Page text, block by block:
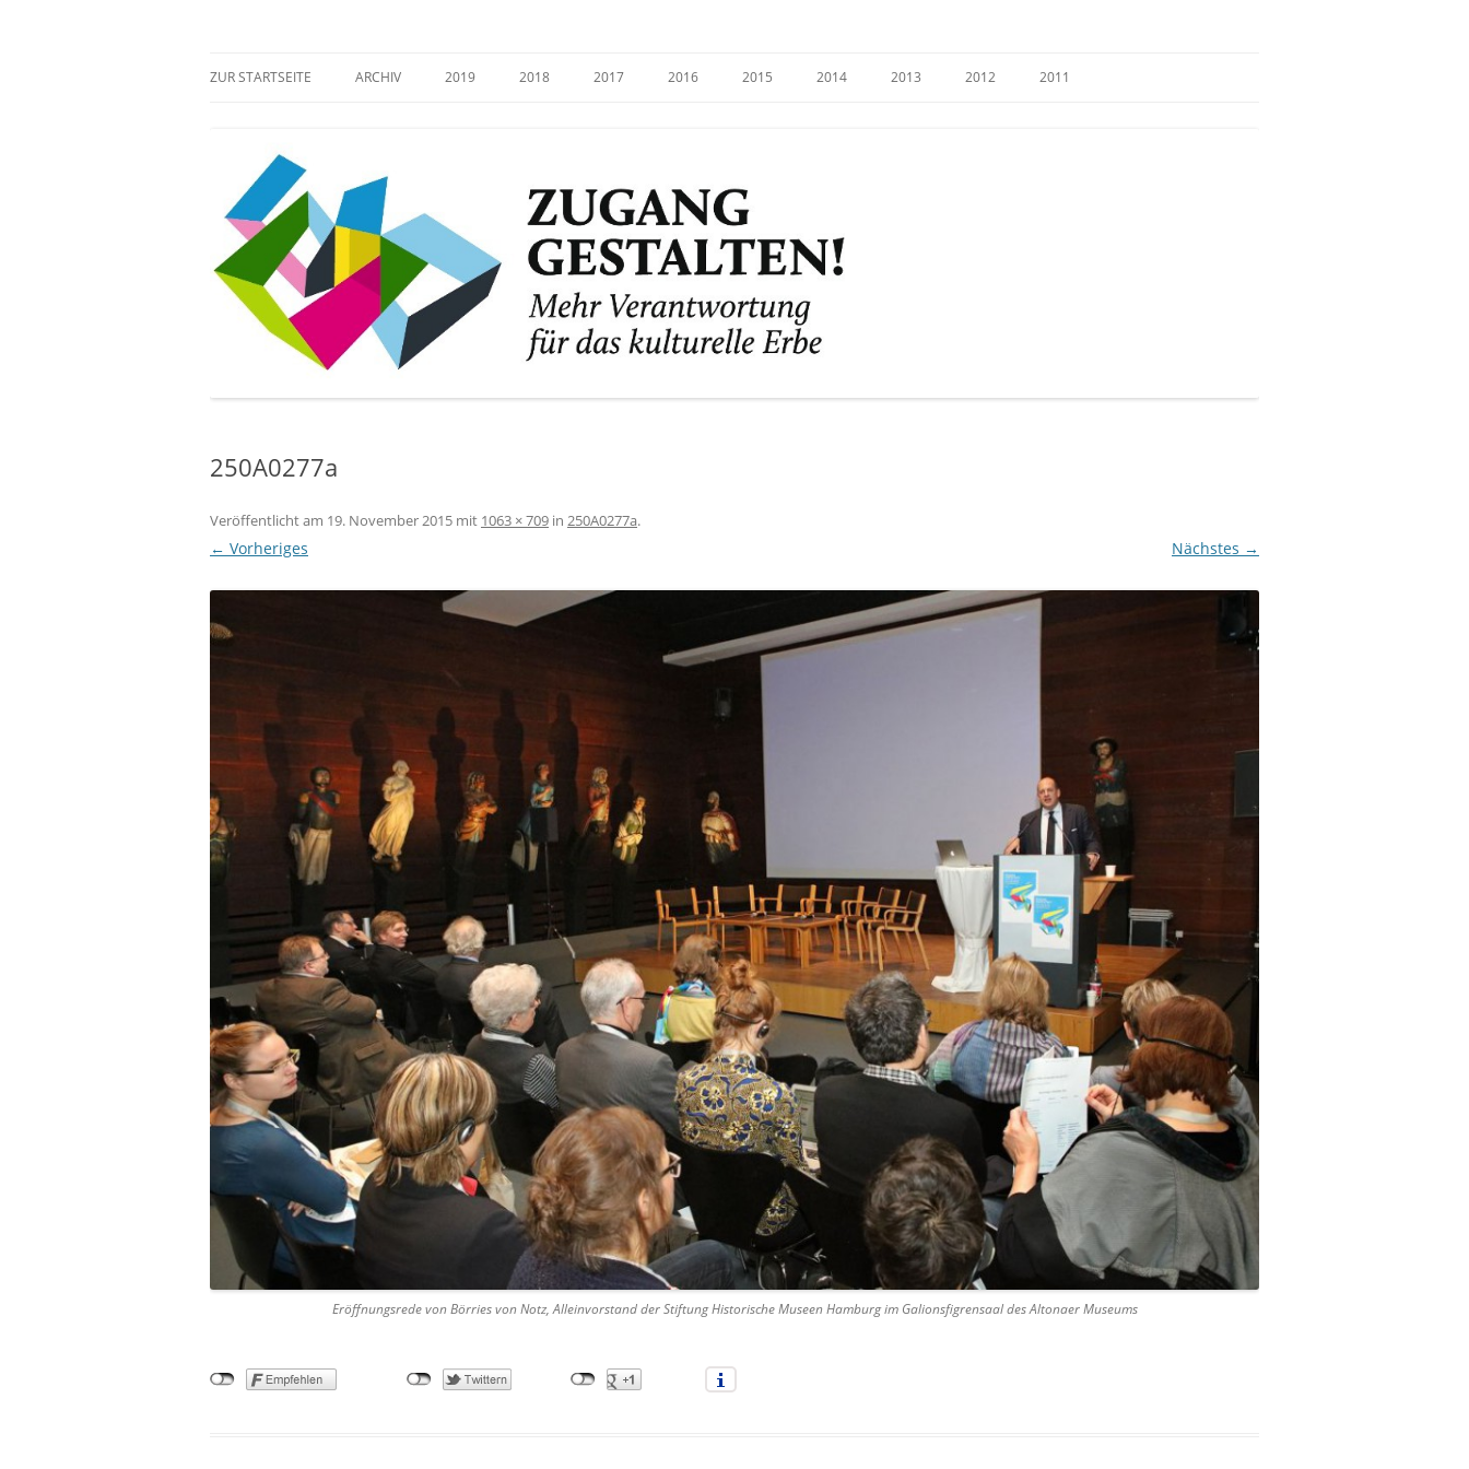
ZUR STARTSEITE ARCHIV 2019 2018 2017 2016 2015 2014 2013 2012 2011
250A0277a
Veröffentlicht am 19. November 2015 mit 1063 × 709 in 250A0277a.
← Vorheriges Nächstes →
Eröffnungsrede von Börries von Notz, Alleinvorstand der Stiftung Historische Museen Hamburg im Galionsfigrensaal des Altonaer Museums